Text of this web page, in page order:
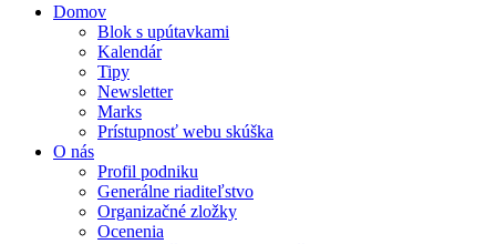
Domov
Blok s upútavkami
Kalendár
Tipy
Newsletter
Marks
Prístupnosť webu skúška
O nás
Profil podniku
Generálne riaditeľstvo
Organizačné zložky
Ocenenia